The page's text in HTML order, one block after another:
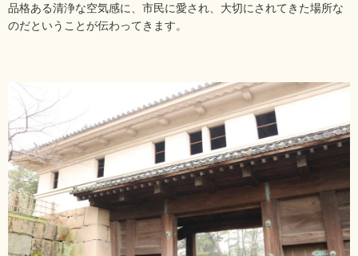
品格ある清浄な空気感に、市民に愛され、大切にされてきた場所な
のだということが伝わってきます。